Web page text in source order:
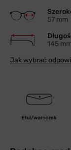
57 mm
145
Jak wybrać
Etui/woreczek